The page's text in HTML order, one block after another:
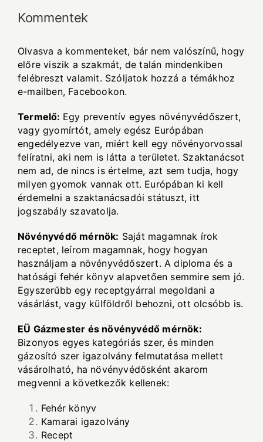
Kommentek
Olvasva a kommenteket, bár nem valószínű, hogy
előre viszik a szakmát, de talán mindenkiben
felébreszt valamit. Szóljatok hozzá a témákhoz
e-mailben, Facebookon.
Termelő: Egy preventív egyes növényvédőszert,
vagy gyomírtót, amely egész Európában
engedélyezve van, miért kell egy növényorvossal
felíratni, aki nem is látta a területet. Szaktanácsot
nem ad, de nincs is értelme, azt sem tudja, hogy
milyen gyomok vannak ott. Európában ki kell
érdemelni a szaktanácsadói státuszt, itt
jogszabály szavatolja.
Növényvédő mérnök: Saját magamnak írok
receptet, leírom magamnak, hogy hogyan
használjam a növényvédőszert. A diploma és a
hatósági fehér könyv alapvetően semmire sem jó.
Egyszerűbb egy receptgyárral megoldani a
vásárlást, vagy külföldről behozni, ott olcsóbb is.
EÜ Gázmester és növényvédő mérnök:
Bizonyos egyes kategóriás szer, és minden
gázosító szer igazolvány felmutatása mellett
vásárolható, ha növényvédősként akarom
megvenni a következők kellenek:
Fehér könyv
Kamarai igazolvány
Recept